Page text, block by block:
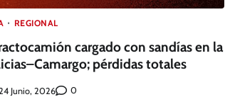
REGIONAL
cargado con sandías en la
pérdidas totales
Junio, 2026 0